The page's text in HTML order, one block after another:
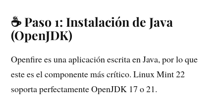
☕ Paso 1: Instalación de Java
(OpenJDK)
Openfire es una aplicación escrita en Java, por lo que
este es el componente más crítico. Linux Mint 22
soporta perfectamente OpenJDK 17 o 21.